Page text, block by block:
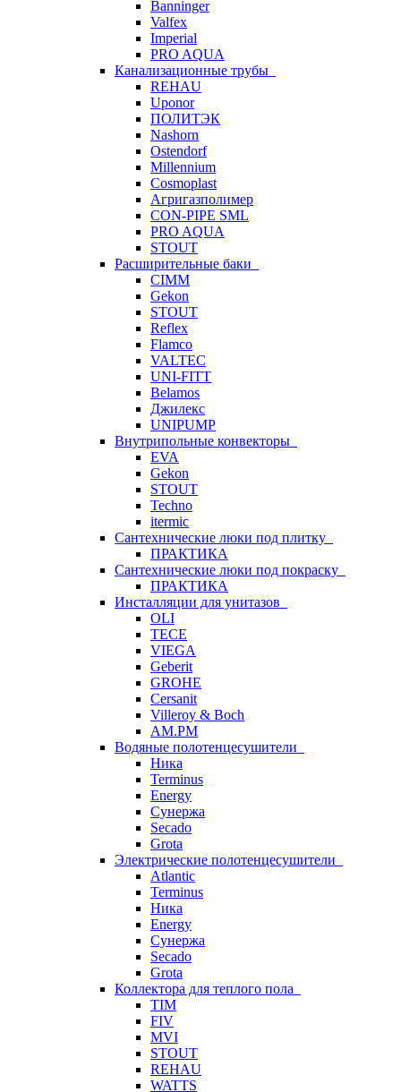
Banninger
Valfex
Imperial
PRO AQUA
Канализационные трубы
REHAU
Uponor
ПОЛИТЭК
Nashorn
Ostendorf
Millennium
Cosmoplast
Агригазполимер
CON-PIPE SML
PRO AQUA
STOUT
Расширительные баки
CIMM
Gekon
STOUT
Reflex
Flamco
VALTEC
UNI-FITT
Belamos
Джилекс
UNIPUMP
Внутрипольные конвекторы
EVA
Gekon
STOUT
Techno
itermic
Сантехнические люки под плитку
ПРАКТИКА
Сантехнические люки под покраску
ПРАКТИКА
Инсталляции для унитазов
OLI
TECE
VIEGA
Geberit
GROHE
Cersanit
Villeroy & Boch
AM.PM
Водяные полотенцесушители
Ника
Terminus
Energy
Сунержа
Secado
Grota
Электрические полотенцесушители
Atlantic
Terminus
Ника
Energy
Сунержа
Secado
Grota
Коллектора для теплого пола
TIM
FIV
MVI
STOUT
REHAU
WATTS